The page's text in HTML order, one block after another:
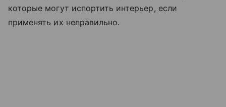
которые могут испортить интерьер, если
применять их неправильно.